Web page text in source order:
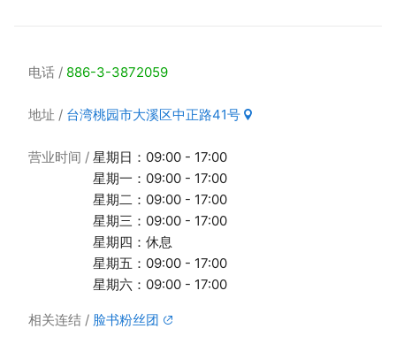
电话 886-3-3872059
地址 台湾桃园市大溪区中正路41号
营业时间
星期日：09:00 - 17:00
星期一：09:00 - 17:00
星期二：09:00 - 17:00
星期三：09:00 - 17:00
星期四：休息
星期五：09:00 - 17:00
星期六：09:00 - 17:00
相关连结 脸书粉丝团